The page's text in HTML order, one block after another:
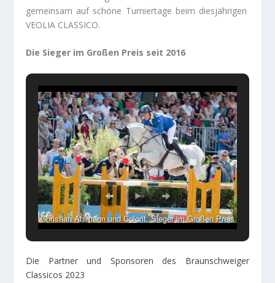
gemeinsam auf schöne Turniertage beim diesjährigen
VEOLIA CLASSICO.
Die Sieger im Großen Preis seit 2016
Christian Ahlmann und Colorit, Sieger im Großen Preis
Die Partner und Sponsoren des Braunschweiger
Classicos 2023